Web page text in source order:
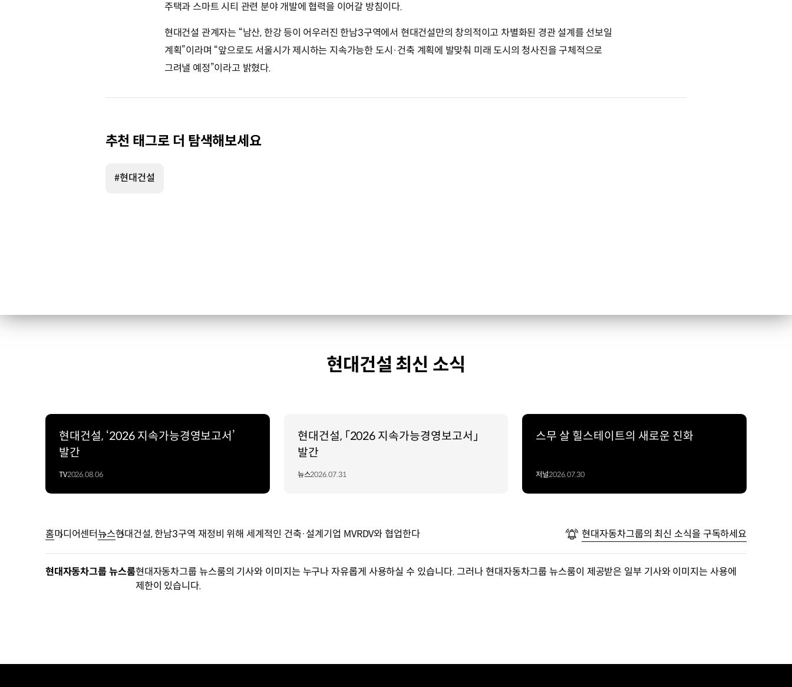
주택과 스마트 시티 관련 분야 개발에 협력을 이어갈 방침이다.
현대건설 관계자는 “남산, 한강 등이 어우러진 한남3구역에서 현대건설만의 창의적이고 차별화된 경관 설계를 선보일
계획”이라며 “앞으로도 서울시가 제시하는 지속가능한 도시·건축 계획에 발맞춰 미래 도시의 청사진을 구체적으로
그려낼 예정”이라고 밝혔다.
추천 태그로 더 탐색해보세요
#현대건설
현대건설 최신 소식
현대건설, ‘2026 지속가능경영보고서’
발간
TV2026.08.06
현대건설, 「2026 지속가능경영보고서」
발간
뉴스2026.07.31
스무 살 힐스테이트의 새로운 진화
저널2026.07.30
홈미디어센터뉴스현대건설, 한남3구역 재정비 위해 세계적인 건축·설계기업 MVRDV와 협업한다 현대자동차그룹의 최신 소식을 구독하세요
현대자동차그룹 뉴스룸현대자동차그룹 뉴스룸의 기사와 이미지는 누구나 자유롭게 사용하실 수 있습니다. 그러나 현대자동차그룹 뉴스룸이 제공받은 일부 기사와 이미지는 사용에
제한이 있습니다.